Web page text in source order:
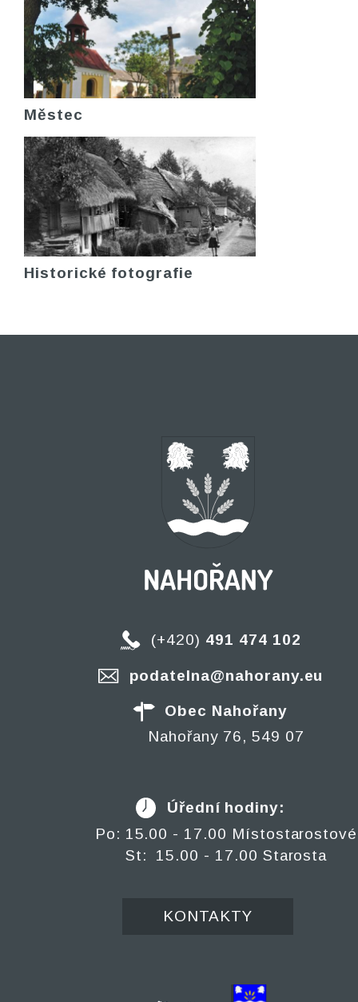
Městec
Historické fotografie
(+420) 491 474 102
podatelna@nahorany.eu
Obec Nahořany
Nahořany 76, 549 07
Úřední hodiny:
Po: 15.00 - 17.00 Místostarostové
St: 15.00 - 17.00 Starosta
KONTAKTY